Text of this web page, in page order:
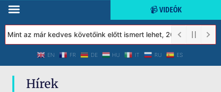
📹 VIDEÓK
Mint az már kedves követőink előtt ismert lehet, 2023-tól a
EN FR DE HU IT RU ES
Hírek